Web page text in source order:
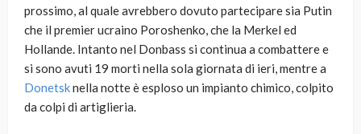
prossimo, al quale avrebbero dovuto partecipare sia Putin
che il premier ucraino Poroshenko, che la Merkel ed
Hollande. Intanto nel Donbass si continua a combattere e
si sono avuti 19 morti nella sola giornata di ieri, mentre a
Donetsknella notte è esploso un impianto chimico, colpito
da colpi di artiglieria.